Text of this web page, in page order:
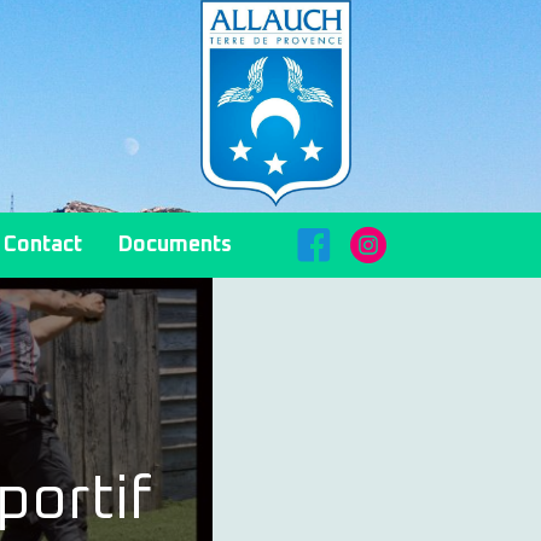
Contact Documents FaceBookInstagram